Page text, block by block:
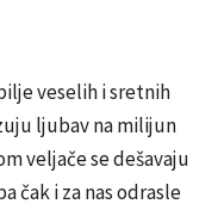
veselih i sretnih
ljubav na milijun
veljače se dešavaju
čak i za nas odrasle